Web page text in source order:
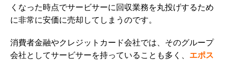
くなった時点でサービサーに回収業務を丸投げするため
に非常に安価に売却してしまうのです。
消費者金融やクレジットカード会社では、そのグループ
会社としてサービサーを持っていることも多く、 エポス